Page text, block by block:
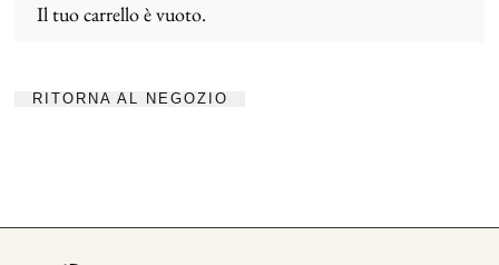
Il tuo carrello è vuoto.
RITORNA AL NEGOZIO